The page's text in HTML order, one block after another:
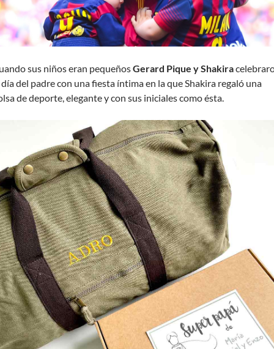
sus niños eran pequeñosGerard Pique y Shakira
del padre con una fiesta íntima en la que Shakira regaló una
de deporte, elegante y con sus iniciales como ésta.